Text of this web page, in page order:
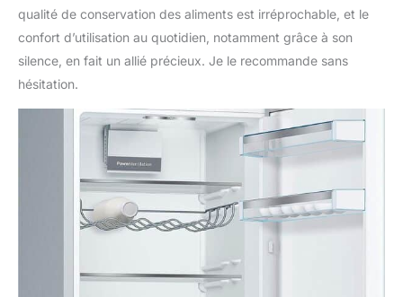
qualité de conservation des aliments est irréprochable, et le
confort d’utilisation au quotidien, notamment grâce à son
silence, en fait un allié précieux. Je le recommande sans
hésitation.